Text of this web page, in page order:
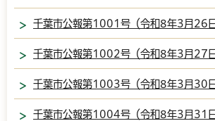
千葉市公報第1001号（令和8年3月26日
千葉市公報第1002号（令和8年3月27日
千葉市公報第1003号（令和8年3月30日
千葉市公報第1004号（令和8年3月31日